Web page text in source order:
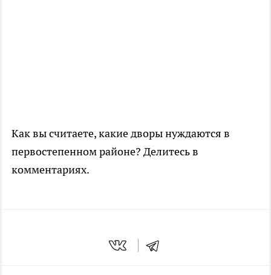
Как вы считаете, какие дворы нуждаются в
первостепенном районе? Делитесь в
комментариях.